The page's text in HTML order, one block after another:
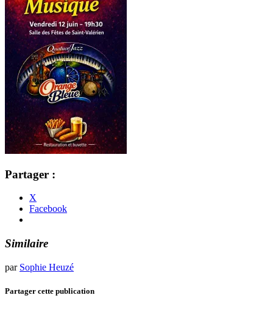
Partager :
X
Facebook
Similaire
par Sophie Heuzé
Partager cette publication